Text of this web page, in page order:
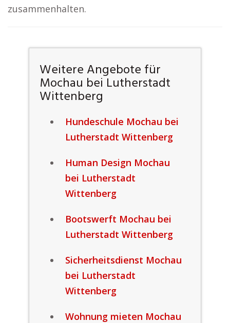
zusammenhalten.
Weitere Angebote für
Mochau bei Lutherstadt
Wittenberg
Hundeschule Mochau bei
Lutherstadt Wittenberg
Human Design Mochau
bei Lutherstadt
Wittenberg
Bootswerft Mochau bei
Lutherstadt Wittenberg
Sicherheitsdienst Mochau
bei Lutherstadt
Wittenberg
Wohnung mieten Mochau